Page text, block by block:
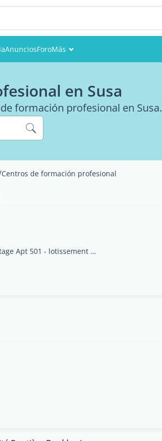
AnunciosForoMás
Miembros
en Susa
formación profesional en Susa.
Centros de formación profesional
Immeuble Aoun - 5eme Etage Apt 501 - lotissement stade lamine rue 20 mars cité Jawhara, Sousse